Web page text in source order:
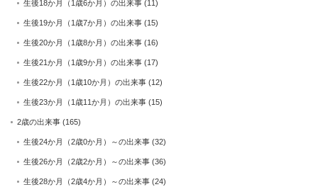
生後18か月（1歳6か月）の出来事 (11)
生後19か月（1歳7か月）の出来事 (15)
生後20か月（1歳8か月）の出来事 (16)
生後21か月（1歳9か月）の出来事 (17)
生後22か月（1歳10か月）の出来事 (12)
生後23か月（1歳11か月）の出来事 (15)
2歳の出来事 (165)
生後24か月（2歳0か月）～の出来事 (32)
生後26か月（2歳2か月）～の出来事 (36)
生後28か月（2歳4か月）～の出来事 (24)